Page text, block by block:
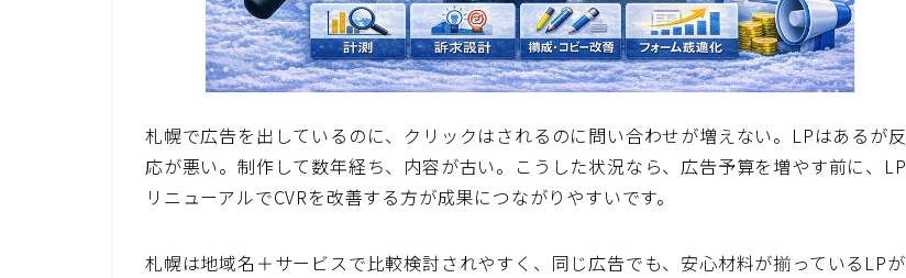
札幌で広告を出しているのに、クリックはされるのに問い合わせが増えない。LPはあるが反
応が悪い。制作して数年経ち、内容が古い。こうした状況なら、広告予算を増やす前に、LP
リニューアルでCVRを改善する方が成果につながりやすいです。
札幌は地域名＋サービスで比較検討されやすく、同じ広告でも、安心材料が揃っているLPが